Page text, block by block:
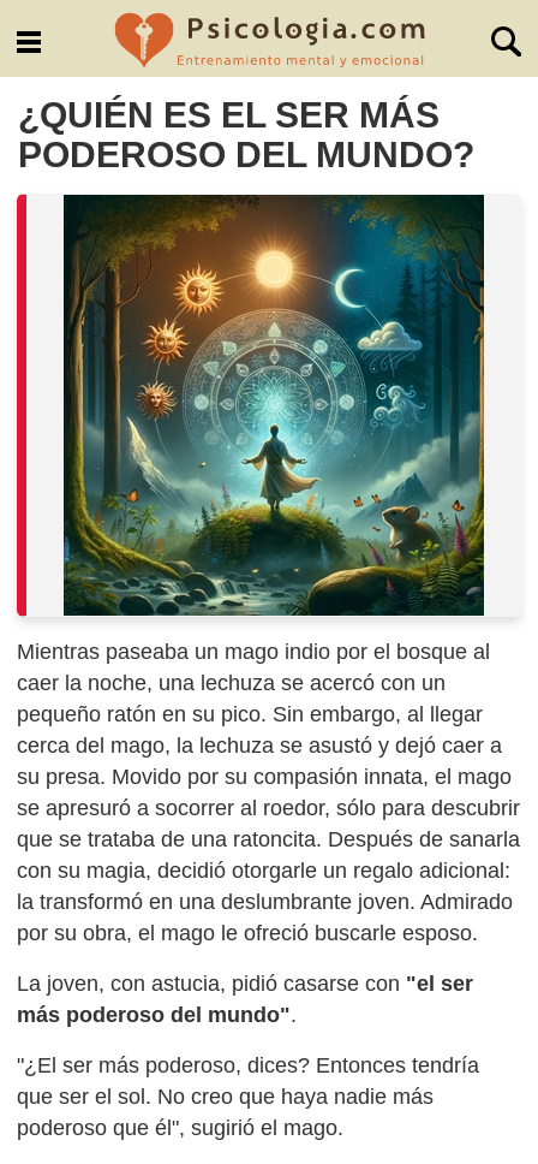
¿QUIÉN ES EL SER MÁS
PODEROSO DEL MUNDO?
Mientras paseaba un mago indio por el bosque al
caer la noche, una lechuza se acercó con un
pequeño ratón en su pico. Sin embargo, al llegar
cerca del mago, la lechuza se asustó y dejó caer a
su presa. Movido por su compasión innata, el mago
se apresuró a socorrer al roedor, sólo para descubrir
que se trataba de una ratoncita. Después de sanarla
con su magia, decidió otorgarle un regalo adicional:
la transformó en una deslumbrante joven. Admirado
por su obra, el mago le ofreció buscarle esposo.
La joven, con astucia, pidió casarse con "el ser
más poderoso del mundo".
"¿El ser más poderoso, dices? Entonces tendría
que ser el sol. No creo que haya nadie más
poderoso que él", sugirió el mago.